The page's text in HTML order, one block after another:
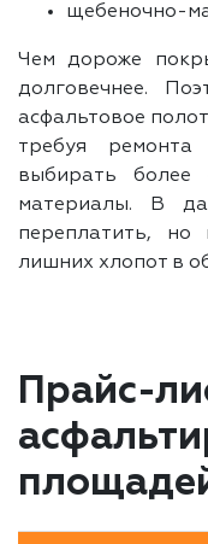
щебеночно-
Чем дороже
долговечнее.
асфальтовое
требуя ремонта
выбирать более
материалы. В
переплатить,
лишних хлопот в
Прайс-